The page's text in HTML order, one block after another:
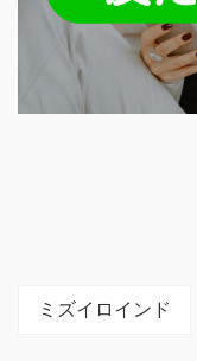
ミズイロインド